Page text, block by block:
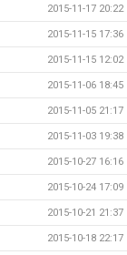
2015-11-17 20:22
2015-11-15 17:36
2015-11-15 12:02
2015-11-06 18:45
2015-11-05 21:17
2015-11-03 19:38
2015-10-27 16:16
2015-10-24 17:09
2015-10-21 21:37
2015-10-18 22:17